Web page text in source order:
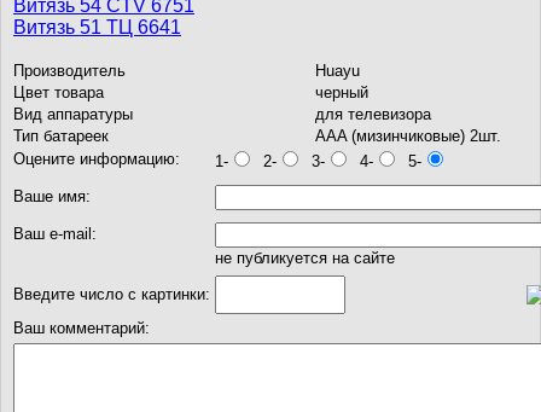
Витязь 54 CTV 6751
Витязь 51 ТЦ 6641
Производитель
Huayu
Цвет товара
черный
Вид аппаратуры
для телевизора
Тип батареек
AAA (мизинчиковые) 2шт.
Оцените информацию:
1- 2- 3- 4-
5-
Ваше имя:
Ваш e-mail:
не публикуется на сайте
Введите число с картинки:
Ваш комментарий: